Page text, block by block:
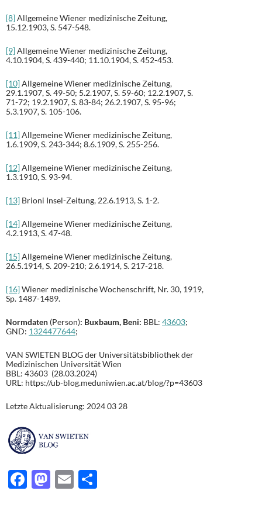
[8]Allgemeine Wiener medizinische Zeitung,
15.12.1903, S. 547-548.
[9]Allgemeine Wiener medizinische Zeitung,
4.10.1904, S. 439-440; 11.10.1904, S. 452-453.
[10]Allgemeine Wiener medizinische Zeitung,
29.1.1907, S. 49-50; 5.2.1907, S. 59-60; 12.2.1907, S.
71-72; 19.2.1907, S. 83-84; 26.2.1907, S. 95-96;
5.3.1907, S. 105-106.
[11]Allgemeine Wiener medizinische Zeitung,
1.6.1909, S. 243-344; 8.6.1909, S. 255-256.
[12]Allgemeine Wiener medizinische Zeitung,
1.3.1910, S. 93-94.
[13] Brioni Insel-Zeitung, 22.6.1913, S. 1-2.
[14]Allgemeine Wiener medizinische Zeitung,
4.2.1913, S. 47-48.
[15]Allgemeine Wiener medizinische Zeitung,
26.5.1914, S. 209-210; 2.6.1914, S. 217-218.
[16]Wiener medizinische Wochenschrift, Nr. 30, 1919,
Sp. 1487-1489.
Normdaten (Person): Buxbaum, Beni: BBL: 43603;
GND: 1324477644;
VAN SWIETEN BLOG der Universitätsbibliothek der
Medizinischen Universität Wien
BBL: 43603 (28.03.2024)
URL: https://ub-blog.meduniwien.ac.at/blog/?p=43603
Letzte Aktualisierung: 2024 03 28
F
M E